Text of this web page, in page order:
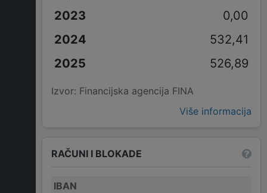
0,00
532,41
526,89
Izvor: Financijska agencija FINA
Više informacija
RAČUNI I BLOKADE
IBAN